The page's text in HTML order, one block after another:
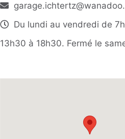
Du lundi au vendredi de
13h30 à 18h30. Fermé le